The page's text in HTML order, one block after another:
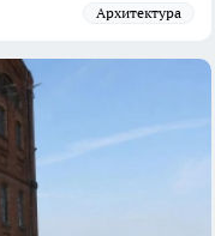
архитектура